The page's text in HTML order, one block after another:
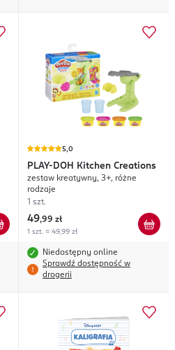
5,0
PLAY-DOH Kitchen Creations
zestaw kreatywny, 3+, różne
rodzaje
1 szt.
49,99 zł
1 szt. = 49,99 zł
Niedostępny online
Sprawdź dostępność w
drogerii